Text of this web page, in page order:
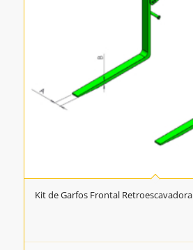
Kit de Garfos Frontal Retroescavadora